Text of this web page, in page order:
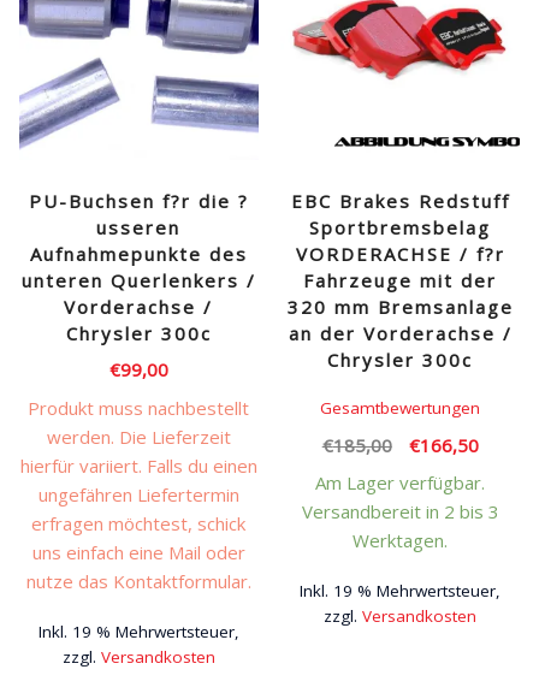
PU-Buchsen f?r die ?
usseren
Aufnahmepunkte des
unteren Querlenkers /
Vorderachse /
Chrysler 300c
€99,00
Produkt muss nachbestellt
werden. Die Lieferzeit
hierfür variiert. Falls du einen
ungefähren Liefertermin
erfragen möchtest, schick
uns einfach eine Mail oder
nutze das Kontaktformular.
Inkl. 19 % Mehrwertsteuer,
zzgl. Versandkosten
EBC Brakes Redstuff
Sportbremsbelag
VORDERACHSE / f?r
Fahrzeuge mit der
320 mm Bremsanlage
an der Vorderachse /
Chrysler 300c
Gesamtbewertungen
€185,00
Ursprünglicher
Preis
war:
€166,50
ist:
Am Lager verfügbar.
Versandbereit in 2 bis 3
Werktagen.
Inkl. 19 % Mehrwertsteuer,
zzgl.Versandkosten